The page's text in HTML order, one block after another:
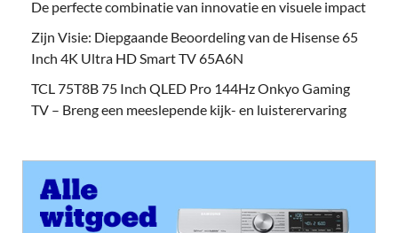
De perfecte combinatie van innovatie en visuele impact
Zijn Visie: Diepgaande Beoordeling van de Hisense 65
Inch 4K Ultra HD Smart TV 65A6N
TCL 75T8B 75 Inch QLED Pro 144Hz Onkyo Gaming
TV – Breng een meeslepende kijk- en luisterervaring